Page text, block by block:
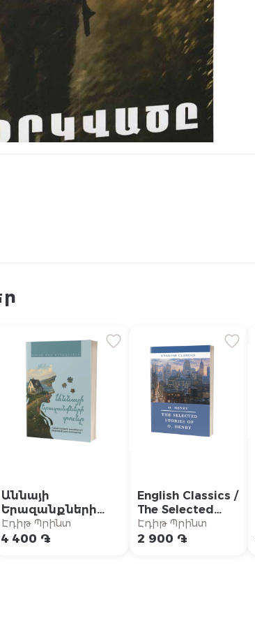
Աննայի
Երազանքների
տունը {5} /
«Աննան Խշշացող
Էդիթ Պրինտ
4 400 ֏
English Classics /
The Selected
Stories of
O.Henry / Օ.
Էդիթ Պրինտ
2 900 ֏